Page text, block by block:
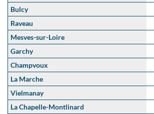
Bulcy
Raveau
Mesves-sur-Loire
Garchy
Champvoux
La Marche
Vielmanay
La Chapelle-Montlinard